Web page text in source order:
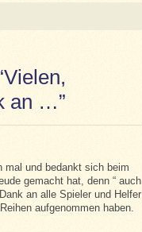
an …”
mal und bedankt sich beim
gemacht hat, denn “ auch
an alle Spieler und Helfer
aufgenommen haben.